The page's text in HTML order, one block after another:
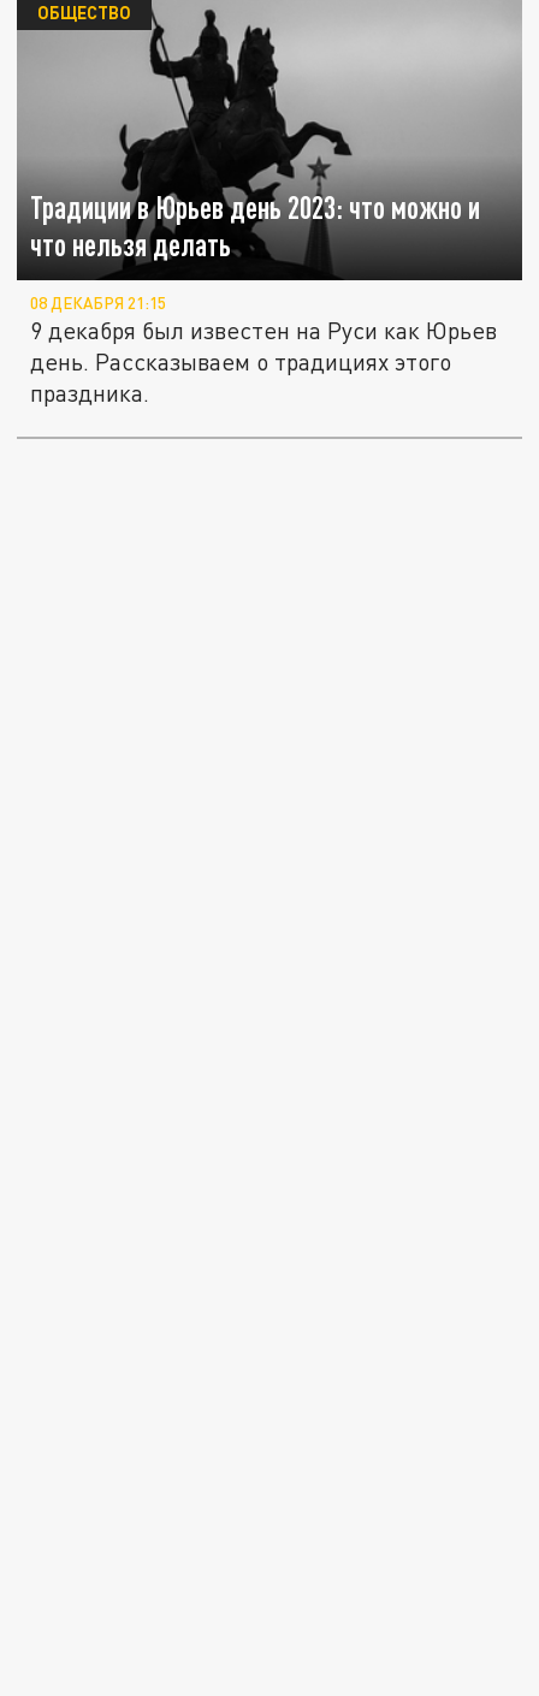
Традиции в Юрьев день 2023: что можно и
что нельзя делать
ОБЩЕСТВО
08 ДЕКАБРЯ 21:15
9 декабря был известен на Руси как Юрьев
день. Рассказываем о традициях этого
праздника.